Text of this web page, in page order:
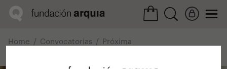
Home Convocatorias
Próxima